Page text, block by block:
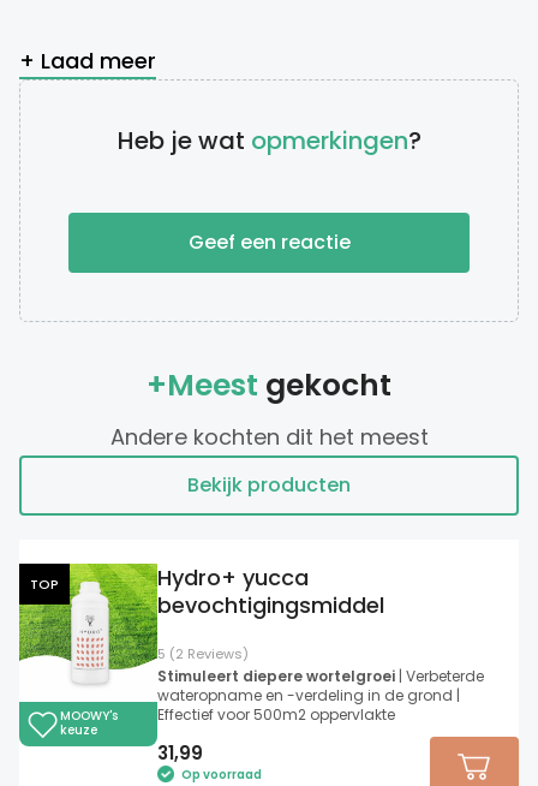
+ Laad meer
Heb je wat opmerkingen?
Geef een reactie
+Meest gekocht
Andere kochten dit het meest
Bekijk producten
TOP
MOOWY's
keuze
5 (2 Reviews)
Hydro+ yucca
bevochtigingsmiddel
Stimuleert diepere wortelgroei | Verbeterde
wateropname en -verdeling in de grond |
Effectief voor 500m2 oppervlakte
31,99
Op voorraad